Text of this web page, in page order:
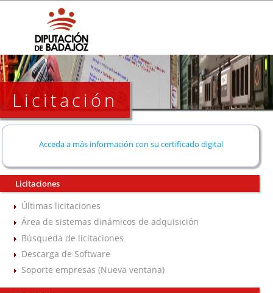
Licitación
Acceda a más información con su certificado digital
Licitaciones
Últimas licitaciones
Área de sistemas dinámicos de adquisición
Búsqueda de licitaciones
Descarga de Software
Soporte empresas (Nueva ventana)